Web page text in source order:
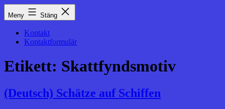
Meny Stäng
Kontakt
Kontaktformulär
Etikett: Skattfyndsmotiv
(Deutsch) Schätze auf Schiffen